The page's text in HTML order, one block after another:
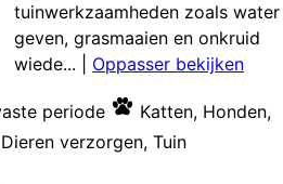
tuinwerkzaamheden zoals water
geven, grasmaaien en onkruid
wiede...
Oppasser bekijken
periode Katten, Honden,
Dieren verzorgen, Tuin